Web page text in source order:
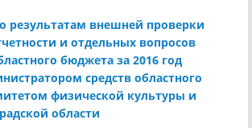
результатам внешней проверки
и отдельных вопросов
бюджета за 2016 год
средств областного
физической культуры и
области